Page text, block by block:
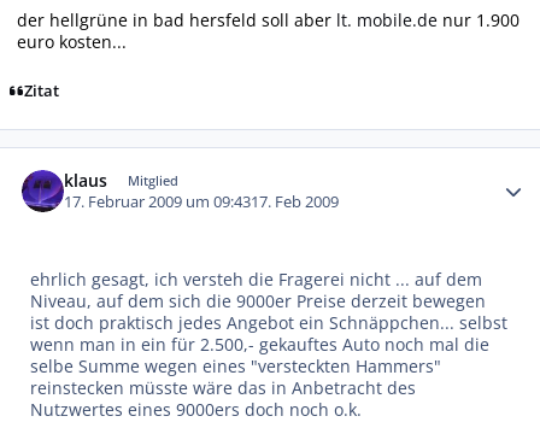
der hellgrüne in bad hersfeld soll aber lt. mobile.de nur 1.900
euro kosten...
Zitat
klaus Mitglied
17. Februar 2009 um 09:4317. Feb 2009
ehrlich gesagt, ich versteh die Fragerei nicht ... auf dem
Niveau, auf dem sich die 9000er Preise derzeit bewegen
ist doch praktisch jedes Angebot ein Schnäppchen... selbst
wenn man in ein für 2.500,- gekauftes Auto noch mal die
selbe Summe wegen eines "versteckten Hammers"
reinstecken müsste wäre das in Anbetracht des
Nutzwertes eines 9000ers doch noch o.k.